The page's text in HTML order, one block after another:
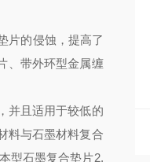
片的侵蚀，提高了
、带外环型金属缠
并且适用于较低的
料与石墨材料复合
型石墨复合垫片2.